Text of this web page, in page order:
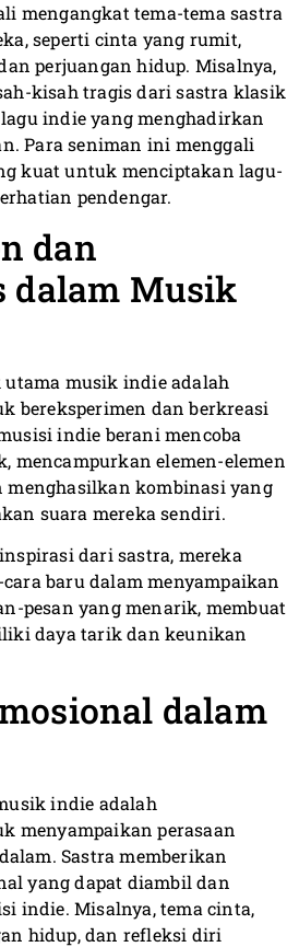
mengangkat tema-tema sastra
seperti cinta yang rumit,
perjuangan hidup. Misalnya,
kisah tragis dari sastra klasik
indie yang menghadirkan
Para seniman ini menggali
kuat untuk menciptakan lagu-
pendengar.
dan
dalam Musik
musik indie adalah
bereksperimen dan berkreasi
indie berani mencoba
mencampurkan elemen-elemen
menghasilkan kombinasi yang
suara mereka sendiri.
dari sastra, mereka
baru dalam menyampaikan
pesan yang menarik, membuat
daya tarik dan keunikan
dalam
indie adalah
menyampaikan perasaan
Sastra memberikan
yang dapat diambil dan
indie. Misalnya, tema cinta,
hidup, dan refleksi diri